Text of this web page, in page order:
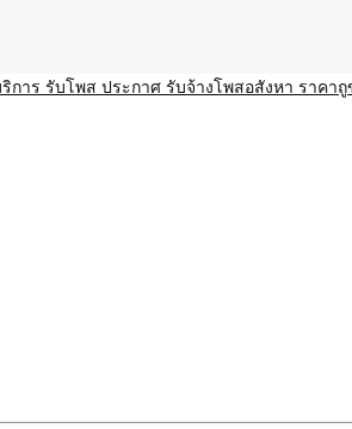
สังหา ติดกูเกิล
กาศ รับจ้างโพ
ร รับจ้างโพสอสังหา ราคาถูก ขายบ้าน ขาย